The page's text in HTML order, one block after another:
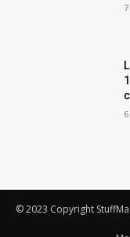
© 2023 Copyright